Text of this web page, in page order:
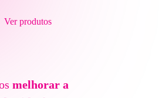
Ver produtos
melhorar a